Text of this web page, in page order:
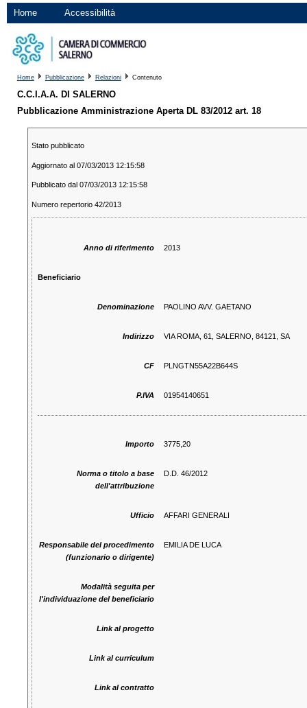
Home Accessibilità
Home Pubblicazione Relazioni Contenuto
C.C.I.A.A. DI SALERNO
Pubblicazione Amministrazione Aperta DL 83/2012 art. 18
Stato pubblicato
Aggiornato al 07/03/2013 12:15:58
Pubblicato dal 07/03/2013 12:15:58
Numero repertorio 42/2013
Anno di riferimento 2013
Beneficiario
Denominazione PAOLINO AVV. GAETANO
Indirizzo VIA ROMA, 61, SALERNO, 84121, SA
CF PLNGTN55A22B644S
P.IVA 01954140651
Importo 3775,20
Norma o titolo a base
dell'attribuzione
D.D. 46/2012
Ufficio AFFARI GENERALI
Responsabile del procedimento
(funzionario o dirigente)
EMILIA DE LUCA
Modalità seguita per
l'individuazione del beneficiario
Link al progetto
Link al curriculum
Link al contratto